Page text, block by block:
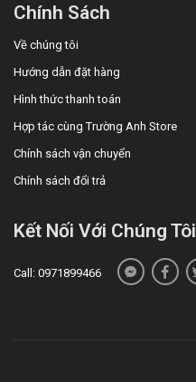
Chính Sách
Về chúng tôi
Hướng dẫn đặt hàng
Hình thức thanh toán
Hợp tác cùng Trường Anh Store
Chính sách vận chuyển
Chính sách đổi trả
Kết Nối Với Chúng Tôi
Call: 0971899466